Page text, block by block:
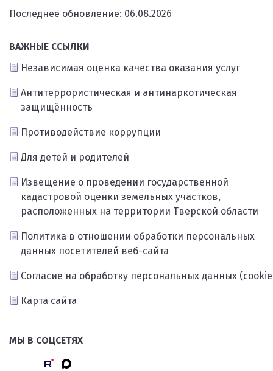
Последнее обновление: 06.08.2026
ВАЖНЫЕ ССЫЛКИ
Независимая оценка качества оказания услуг
Антитеррористическая и антинаркотическая
защищённость
Противодействие коррупции
Для детей и родителей
Извещение о проведении государственной
кадастровой оценки земельных участков,
расположенных на территории Тверской области
Политика в отношении обработки персональных
данных посетителей веб-сайта
Согласие на обработку персональных данных
Карта сайта
МЫ В СОЦСЕТЯХ